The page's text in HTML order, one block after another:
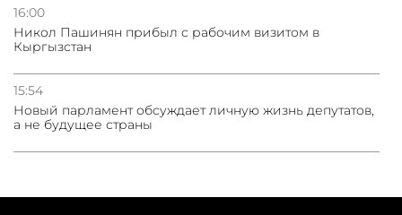
16:00
Никол Пашинян прибыл с рабочим визитом в
Кыргызстан
15:54
Новый парламент обсуждает личную жизнь депутатов,
а не будущее страны